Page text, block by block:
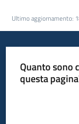
Ultimo aggiornamento:
Quanto sono
questa